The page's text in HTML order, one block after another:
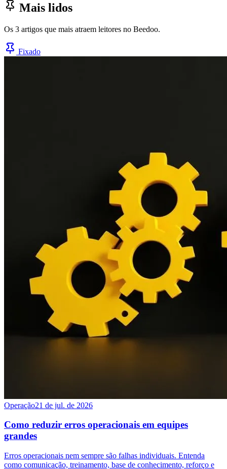
Mais lidos
Os 3 artigos que mais atraem leitores no Beedoo.
Fixado
Operação21 de jul. de 2026
Como reduzir erros operacionais em equipes
grandes
Erros operacionais nem sempre são falhas individuais. Entenda
como comunicação, treinamento, base de conhecimento, reforço e